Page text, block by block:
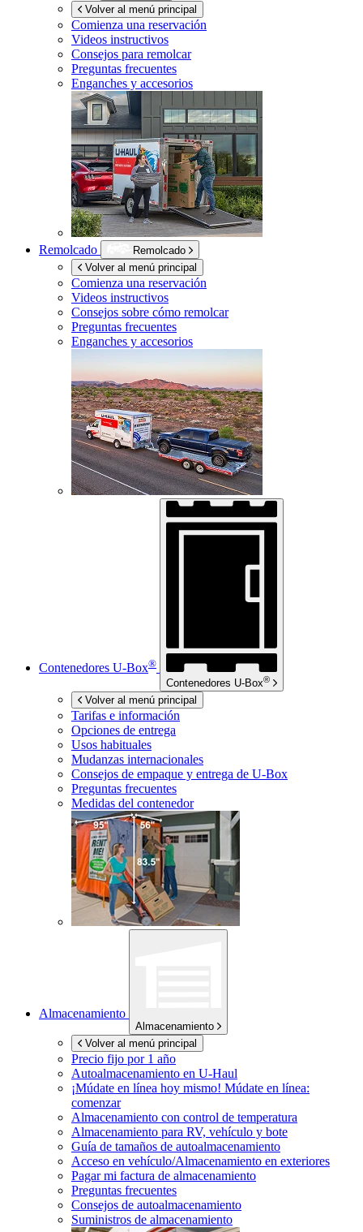
Volver al menú principal
Comienza una reservación
Videos instructivos
Consejos para remolcar
Preguntas frecuentes
Enganches y accesorios
Remolcado
Remolcado
Volver al menú principal
Comienza una reservación
Videos instructivos
Consejos sobre cómo remolcar
Preguntas frecuentes
Enganches y accesorios
Contenedores U-Box®
Contenedores U-Box®
Volver al menú principal
Tarifas e información
Opciones de entrega
Usos habituales
Mudanzas internacionales
Consejos de empaque y entrega de U-Box
Preguntas frecuentes
Medidas del contenedor
Almacenamiento
Almacenamiento
Volver al menú principal
Precio fijo por 1 año
Autoalmacenamiento en U-Haul
¡Múdate en línea hoy mismo! Múdate en línea:
comenzar
Almacenamiento con control de temperatura
Almacenamiento para RV, vehículo y bote
Guía de tamaños de autoalmacenamiento
Acceso en vehículo/Almacenamiento en exteriores
Pagar mi factura de almacenamiento
Preguntas frecuentes
Consejos de autoalmacenamiento
Suministros de almacenamiento